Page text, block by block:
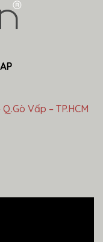
Vấp – TP.HCM